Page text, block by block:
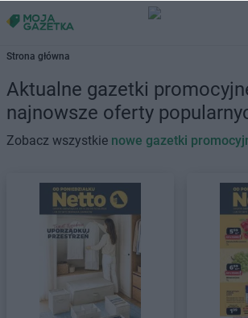
Strona główna
Aktualne gazetki
najnowsze oferty
Zobacz wszystkie nowe gazetki